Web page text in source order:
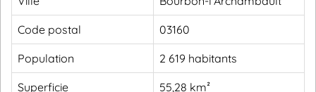
Code postal 03160
Population 2 619 habitants
Superficie 55,28 km²